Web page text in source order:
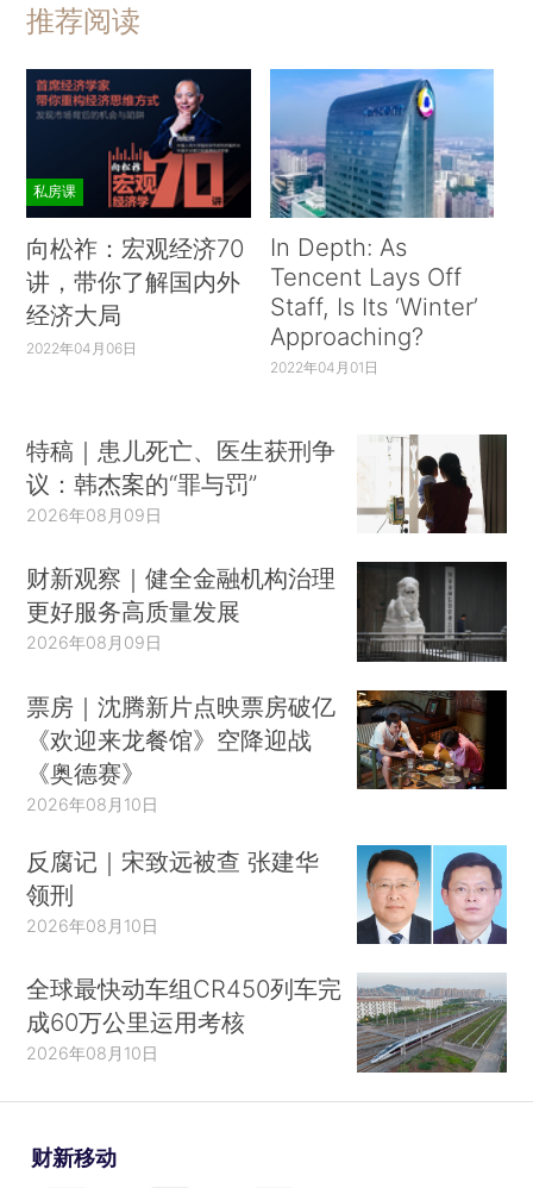
推荐阅读
私房课
向松祚：宏观经济70
讲，带你了解国内外
经济大局
2022年04月06日
In Depth: As
Tencent Lays Off
Staff, Is Its ‘Winter’
Approaching?
2022年04月01日
特稿｜患儿死亡、医生获刑争
议：韩杰案的“罪与罚”
2026年08月09日
财新观察｜健全金融机构治理
更好服务高质量发展
2026年08月09日
票房｜沈腾新片点映票房破亿
《欢迎来龙餐馆》空降迎战
《奥德赛》
2026年08月10日
反腐记｜宋致远被查 张建华
领刑
2026年08月10日
全球最快动车组CR450列车完
成60万公里运用考核
2026年08月10日
财新移动